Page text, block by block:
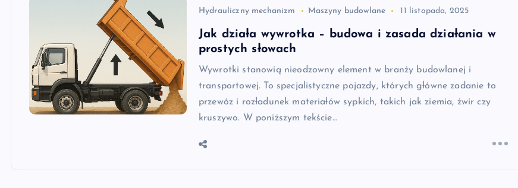
Hydrauliczny mechanizm Maszyny budowlane 11 listopada, 2025
Jak działa wywrotka – budowa i zasada działania w
prostych słowach
Wywrotki stanowią nieodzowny element w branży budowlanej i
transportowej. To specjalistyczne pojazdy, których główne zadanie to
przewóz i rozładunek materiałów sypkich, takich jak ziemia, żwir czy
kruszywo. W poniższym tekście…